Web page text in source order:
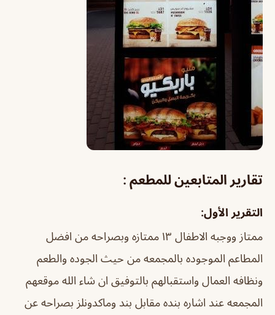
تقارير المتابعين للمطعم :
التقرير الأول:
ممتاز ووجبه الاطفال ١٣ ممتازه وبصراحه من افضل
المطاعم الموجوده بالمجمعه من حيث الجوده والطعم
ونظافه العمال واستقبالهم بالتوفيق ان شاء الله موقعهم
المجمعه عند اشاره بنده مقابل بند وماكدونلز بصراحه عن